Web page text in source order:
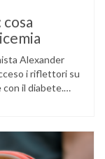
Alexander
i riflettori su
con il diabete.